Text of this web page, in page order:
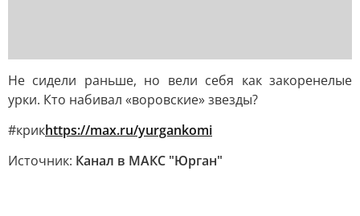
Не сидели раньше, но вели себя как закоренелые
урки. Кто набивал «воровские» звезды?
#крикhttps://max.ru/yurgankomi
Источник: Канал в МАКС "Юрган"